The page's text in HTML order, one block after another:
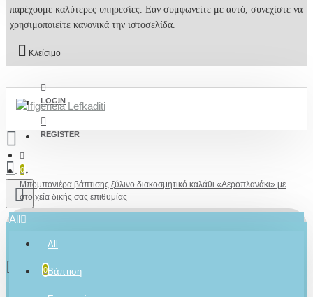
παρέχουμε καλύτερες υπηρεσίες. Εάν συμφωνείτε με αυτό, συνεχίστε να
χρησιμοποιείτε κανονικά την ιστοσελίδα.
Κλείσιμο
LOGIN
REGISTER
0
All
All
Βάπτιση
0 προϊόν(τα) - 0,00€
0
Μπομπονιέρα βάπτισης ξύλινο διακοσμητικό καλάθι «Αεροπλανάκι» με
στοιχεία δικής σας επιθυμίας